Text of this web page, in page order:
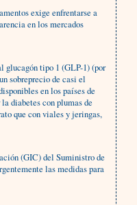
exige enfrentarse a
en los mercados
glucagón tipo 1 (GLP-1) (por
sobreprecio de casi el
en los países de
diabetes con plumas de
que con viales y jeringas,
(GIC) del Suministro de
las medidas para